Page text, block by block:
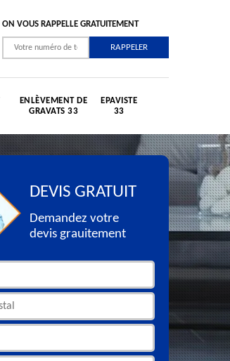
ON VOUS RAPPELLE GRATUITEMENT
ENLÈVEMENT DE
GRAVATS 33
EPAVISTE
33
DEVIS GRATUIT
Demandez votre
devis grauitement